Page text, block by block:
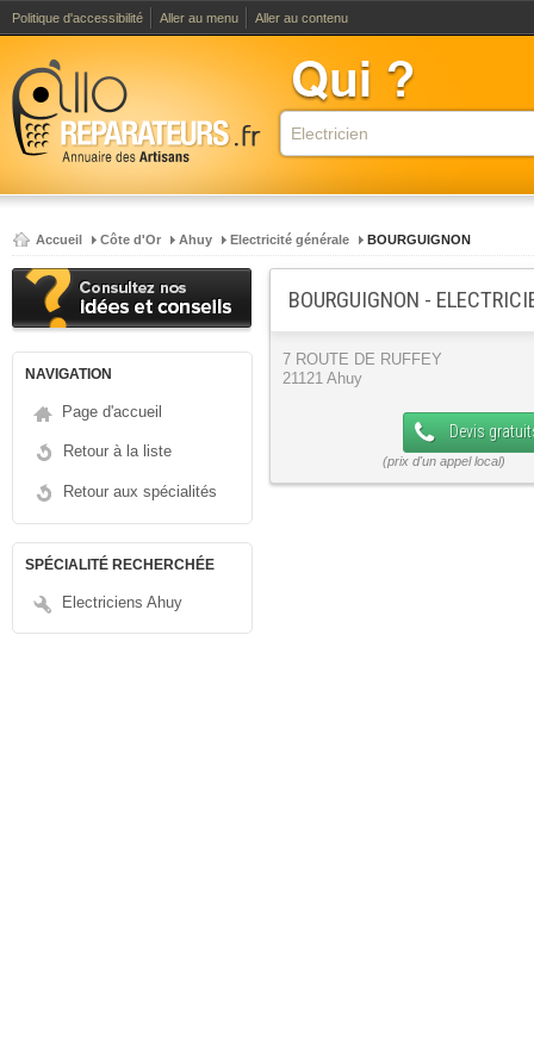
Politique d'accessibilité Aller au menu Aller au contenu
Accueil Côte d'Or Ahuy Electricité générale BOURGUIGNON
NAVIGATION
Page d'accueil
Retour à la liste
Retour aux spécialités
SPÉCIALITÉ RECHERCHÉE
Electriciens Ahuy
BOURGUIGNON -
7 ROUTE DE RUFFEY
21121 Ahuy
Devis